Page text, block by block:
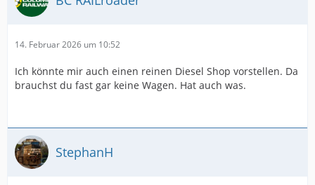
14. Februar 2026 um 10:52
Ich könnte mir auch einen reinen Diesel Shop vorstellen. Da
brauchst du fast gar keine Wagen. Hat auch was.
StephanH